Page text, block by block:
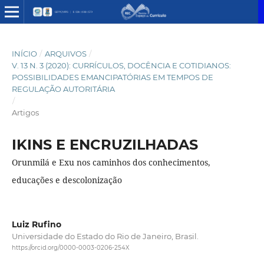
INÍCIO / ARQUIVOS /
V. 13 N. 3 (2020): CURRÍCULOS, DOCÊNCIA E COTIDIANOS:
POSSIBILIDADES EMANCIPATÓRIAS EM TEMPOS DE
REGULAÇÃO AUTORITÁRIA
/
Artigos
IKINS E ENCRUZILHADAS
Orunmilá e Exu nos caminhos dos conhecimentos,
educações e descolonização
Luiz Rufino
Universidade do Estado do Rio de Janeiro, Brasil.
https://orcid.org/0000-0003-0206-254X